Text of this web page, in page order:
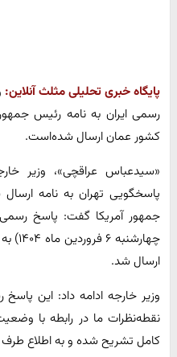
پایگاه خبری تحلیلی مثلث آنلاین:
رسمی ایران به نامه رئیس
کشور عمان ارسال شده‌است.
«سیدعباس عراقچی»، وزیر
پاسخگویی تهران به نامه
جمهور آمریکا گفت: پاسخ رسمی
ارسال شد.
وزیر خارجه ادامه داد: این
نقطه‌نظرات ما در رابطه با
کامل تشریح شده و به اطلاع